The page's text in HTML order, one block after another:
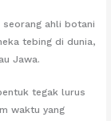
ahli botani
tebing di dunia,
Jawa.
tegak lurus
waktu yang